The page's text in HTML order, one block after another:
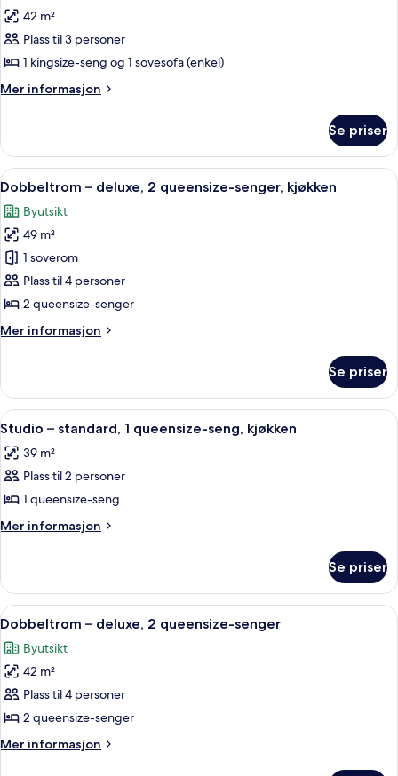
av
Rom
–
deluxe,
1
seng
med
sovesofa
42 m²
Plass til 3 personer
1 kingsize-seng og 1 sovesofa (enkel)
Mer informasjon
Mer
–
deluxe,
1
seng
med
sovesofa
Se priser
Åpne
alle
bildene
av
Dobbeltrom
–
deluxe,
queensize-
Dobbeltrom – deluxe, 2 queensize-
5
Dobbeltrom – deluxe, 2 queensize-senger, kjøkken
Byutsikt
49 m²
1 soverom
Plass til 4 personer
2 queensize-senger
Mer informasjon
Mer
–
deluxe,
2
senger,
kjøkken
Se priser
Åpne
alle
bildene
av
Studio
–
queensize-
seng,
kjøkken
Studio – standard, 1 queensize-
5
Studio – standard, 1 queensize-seng, kjøkken
39 m²
Plass til 2 personer
1 queensize-seng
Mer informasjon
Mer
–
standard,
1
seng,
kjøkken
Se priser
Åpne
alle
bildene
av
Dobbeltrom
–
deluxe,
2
Dobbeltrom – deluxe, 2 queensize-
6
Dobbeltrom – deluxe, 2 queensize-senger
Byutsikt
42 m²
Plass til 4 personer
2 queensize-senger
Mer informasjon
Mer